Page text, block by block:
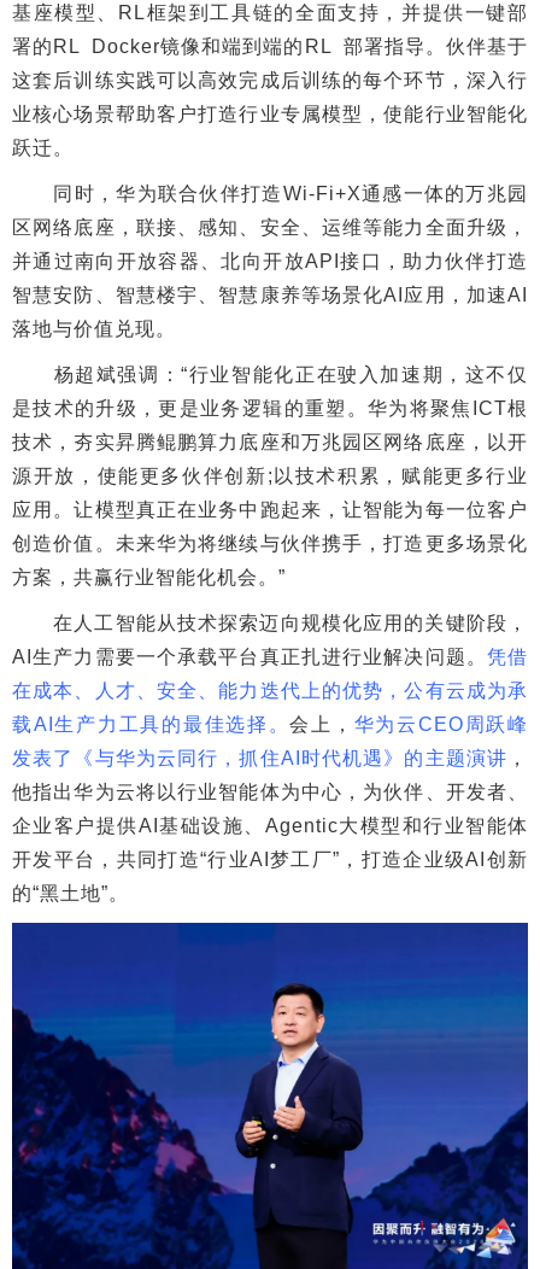
基座模型、RL框架到工具链的全面支持，并提供一键部
署的RL Docker镜像和端到端的RL 部署指导。伙伴基于
这套后训练实践可以高效完成后训练的每个环节，深入行
业核心场景帮助客户打造行业专属模型，使能行业智能化
跃迁。
同时，华为联合伙伴打造Wi-Fi+X通感一体的万兆园
区网络底座，联接、感知、安全、运维等能力全面升级，
并通过南向开放容器、北向开放API接口，助力伙伴打造
智慧安防、智慧楼宇、智慧康养等场景化AI应用，加速AI
落地与价值兑现。
杨超斌强调：“行业智能化正在驶入加速期，这不仅
是技术的升级，更是业务逻辑的重塑。华为将聚焦ICT根
技术，夯实昇腾鲲鹏算力底座和万兆园区网络底座，以开
源开放，使能更多伙伴创新;以技术积累，赋能更多行业
应用。让模型真正在业务中跑起来，让智能为每一位客户
创造价值。未来华为将继续与伙伴携手，打造更多场景化
方案，共赢行业智能化机会。”
在人工智能从技术探索迈向规模化应用的关键阶段，
AI生产力需要一个承载平台真正扎进行业解决问题。 凭借
在成本、人才、安全、能力迭代上的优势，公有云成为承
载AI生产力工具的最佳选择。会上， 华为云CEO周跃峰
发表了《与华为云同行，抓住AI时代机遇》的主题演讲 ，
他指出华为云将以行业智能体为中心，为伙伴、开发者、
企业客户提供AI基础设施、Agentic大模型和行业智能体
开发平台，共同打造“行业AI梦工厂”，打造企业级AI创新
的“黑土地”。